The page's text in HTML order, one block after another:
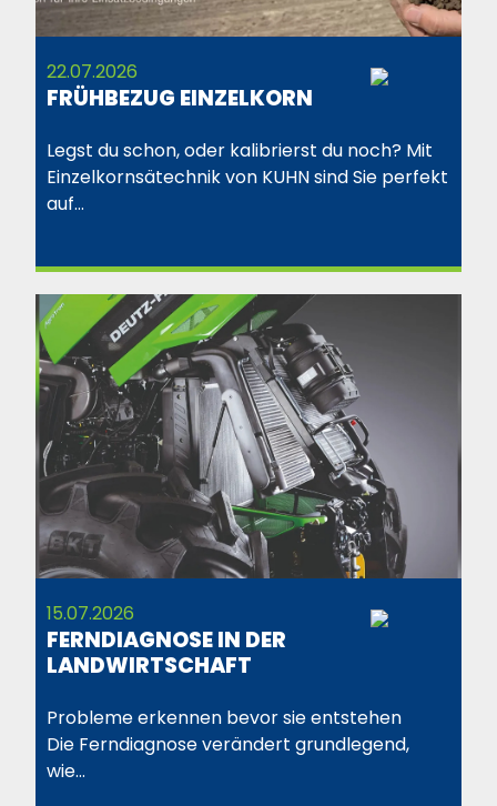
22.07.2026
FRÜHBEZUG EINZELKORN
Legst du schon, oder kalibrierst du noch? Mit
Einzelkornsätechnik von KUHN sind Sie perfekt
auf…
15.07.2026
FERNDIAGNOSE IN DER
LANDWIRTSCHAFT
Probleme erkennen bevor sie entstehen
Die Ferndiagnose verändert grundlegend,
wie…